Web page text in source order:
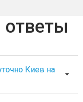
ответы
Киев на